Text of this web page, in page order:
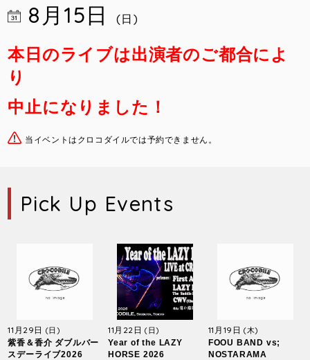
8月15日 (日)
本日のライブは出演者のご都合によ
り
中止になりました！
当イベントはクロコダイルでは予約できません。
Pick Up Events
11月29日 (日)
紫香＆香介 ダブルバー
スデーライブ2026
11月22日(日)
Year of the LAZY
HORSE 2026
11月19日 (木)
FOOU BAND vs;
NOSTARAMA